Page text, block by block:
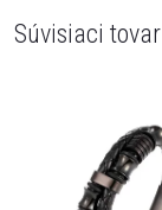
Súvisiaci tovar